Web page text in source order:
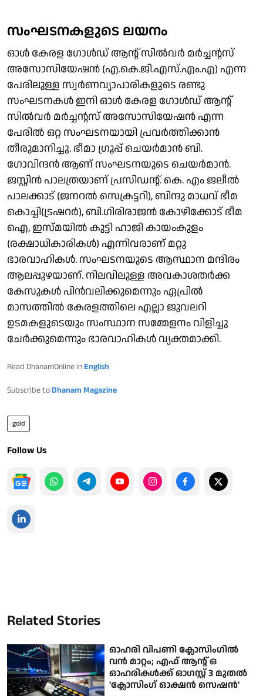
സംഘടനകളുടെ ലയനം
ഓള്‍ കേരള ഗോള്‍ഡ് ആന്റ് സില്‍വര്‍ മര്‍ച്ചന്റസ്
അസോസിയേഷന്‍ (എ.കെ.ജി.എസ്.എം.എ) എന്ന
പേരിലുള്ള സ്വര്‍ണവ്യാപാരികളുടെ രണ്ടു
സംഘടനകള്‍ ഇനി ഓള്‍ കേരള ഗോള്‍ഡ് ആന്റ്
സില്‍വര്‍ മര്‍ച്ചന്റസ് അസോസിയേഷന്‍ എന്ന
പേരില്‍ ഒറ്റ സംഘടനയായി പ്രവര്‍ത്തിക്കാന്‍
തീരുമാനിച്ചു. ഭീമാ ഗ്രൂപ്പ് ചെയര്‍മാന്‍ ബി.
ഗോവിന്ദന്‍ ആണ് സംഘടനയുടെ ചെയര്‍മാന്‍.
ജസ്റ്റിന്‍ പാലത്രയാണ് പ്രസിഡന്റ്. കെ. എം ജലീല്‍
പാലക്കാട് (ജനറല്‍ സെക്രട്ടറി), ബിന്ദു മാധവ് ഭീമ
കൊച്ചി(ട്രഷറര്‍), ബി.ഗിരിരാജന്‍ കോഴിക്കോട് ഭീമ
ഐ, ഇസ്മയില്‍ കുട്ടി ഹാജി കായംകുളം
(രക്ഷാധികാരികള്‍) എന്നിവരാണ് മറ്റു
ഭാരവാഹികള്‍. സംഘടനയുടെ ആസ്ഥാന മന്ദിരം
ആലപ്പുഴയാണ്. നിലവിലുള്ള അവകാശതര്‍ക്ക
കേസുകള്‍ പിന്‍വലിക്കുമെന്നും ഏപ്രില്‍
മാസത്തില്‍ കേരളത്തിലെ എല്ലാ ജുവലറി
ഉടമകളുടെയും സംസ്ഥാന സമ്മേളനം വിളിച്ചു
ചേര്‍ക്കുമെന്നും ഭാരവാഹികള്‍ വ്യക്തമാക്കി.
Read DhanamOnline in English
Subscribe to Dhanam Magazine
gold
Follow Us
Related Stories
ഓഹരി വിപണി ക്ലോസിംഗില്‍
വന്‍ മാറ്റം; എഫ് ആന്റ് ഒ
ഓഹരികള്‍ക്ക് ഓഗസ്റ്റ് 3 മുതല്‍
'ക്ലോസിംഗ് ഓക്ഷന്‍ സെഷന്‍'